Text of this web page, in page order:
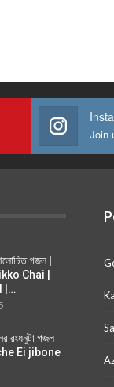
Join
গজল |
Chai |
|…
রংধনুটা গজল
Ei jibone